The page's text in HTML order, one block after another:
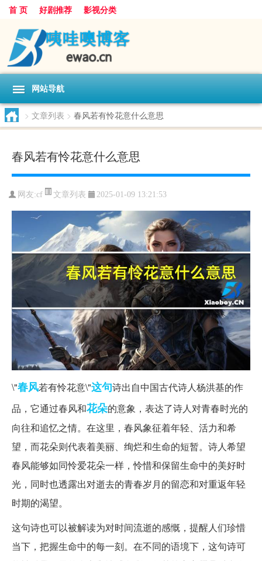
首 页 好剧推荐 影视分类
网站导航
> 文章列表 > 春风若有怜花意什么意思
春风若有怜花意什么意思
网友:cf 文章列表 2025-01-09 13:21:53
\"春风若有怜花意\"这句诗出自中国古代诗人杨洪基的作
品，它通过春风和花朵的意象，表达了诗人对青春时光的
向往和追忆之情。在这里，春风象征着年轻、活力和希
望，而花朵则代表着美丽、绚烂和生命的短暂。诗人希望
春风能够如同怜爱花朵一样，怜惜和保留生命中的美好时
光，同时也透露出对逝去的青春岁月的留恋和对重返年轻
时期的渴望。
这句诗也可以被解读为对时间流逝的感慨，提醒人们珍惜
当下，把握生命中的每一刻。在不同的语境下，这句诗可